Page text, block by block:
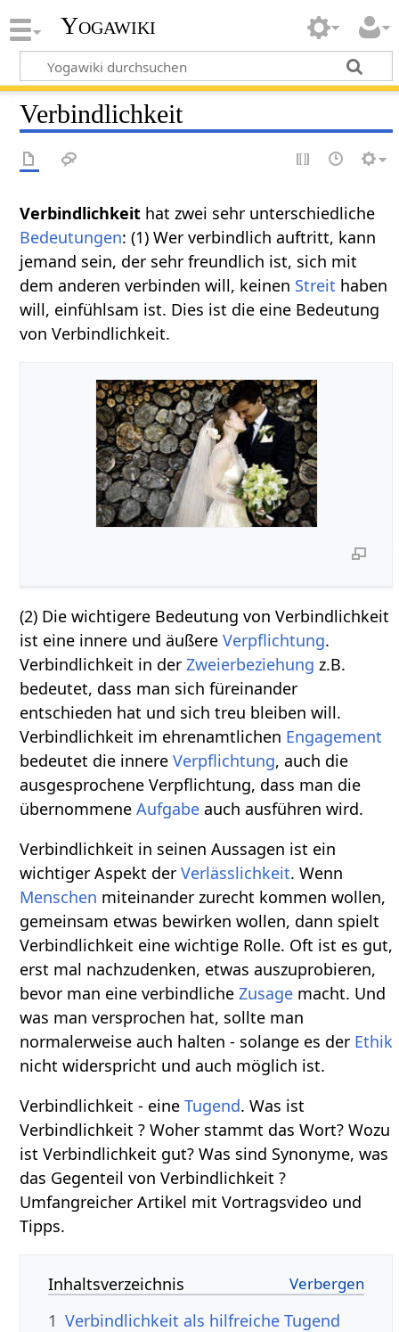
Yogawiki
Verbindlichkeit
Verbindlichkeit hat zwei sehr unterschiedliche
Bedeutungen: (1) Wer verbindlich auftritt, kann
jemand sein, der sehr freundlich ist, sich mit
dem anderen verbinden will, keinen Streit haben
will, einfühlsam ist. Dies ist die eine Bedeutung
von Verbindlichkeit.
(2) Die wichtigere Bedeutung von Verbindlichkeit
ist eine innere und äußereVerpflichtung.
Verbindlichkeit in derZweierbeziehung z.B.
bedeutet, dass man sich füreinander
entschieden hat und sich treu bleiben will.
Verbindlichkeit im ehrenamtlichen Engagement
bedeutet die innereVerpflichtung, auch die
ausgesprochene Verpflichtung, dass man die
übernommeneAufgabe auch ausführen wird.
Verbindlichkeit in seinen Aussagen ist ein
wichtiger Aspekt derVerlässlichkeit. Wenn
Menschen miteinander zurecht kommen wollen,
gemeinsam etwas bewirken wollen, dann spielt
Verbindlichkeit eine wichtige Rolle. Oft ist es gut,
erst mal nachzudenken, etwas auszuprobieren,
bevor man eine verbindlicheZusage macht. Und
was man versprochen hat, sollte man
normalerweise auch halten - solange es der Ethik
nicht widerspricht und auch möglich ist.
Verbindlichkeit - eineTugend. Was ist
Verbindlichkeit ? Woher stammt das Wort? Wozu
ist Verbindlichkeit gut? Was sind Synonyme, was
das Gegenteil von Verbindlichkeit ?
Umfangreicher Artikel mit Vortragsvideo und
Tipps.
Inhaltsverzeichnis
1 Verbindlichkeit als hilfreiche Tugend